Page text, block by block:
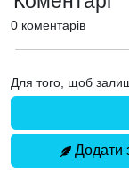
0 коментарів
Для того, щоб
Додати